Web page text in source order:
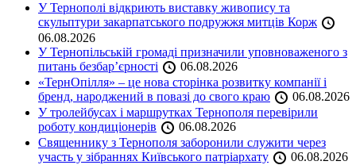
У Тернополі відкриють виставку живопису та
скульптури закарпатського подружжя митців Корж
06.08.2026
У Тернопільській громаді призначили уповноваженого з
питань безбар’єрності
06.08.2026
«ТернОпілля» – це нова сторінка розвитку компанії і
бренд, народжений в повазі до свого краю
06.08.2026
У тролейбусах і маршрутках Тернополя перевірили
роботу кондиціонерів
06.08.2026
Священнику з Тернополя заборонили служити через
участь у зібраннях Київського патріархату
06.08.2026